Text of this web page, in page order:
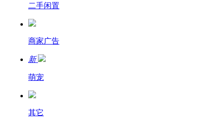
二手闲置
商家广告
新
萌宠
其它